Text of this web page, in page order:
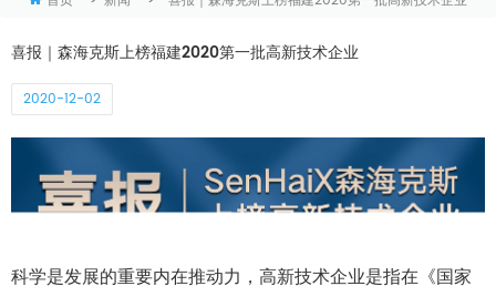
喜报｜森海克斯上榜福建2020第一批高新技术企业
2020-12-02
科学是发展的重要内在推动力，高新技术企业是指在《国家